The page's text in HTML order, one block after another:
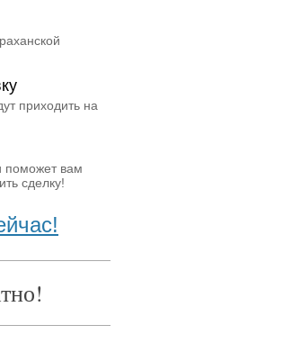
приходить на
поможет вам
сделку!